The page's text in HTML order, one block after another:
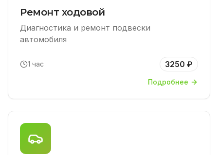
Ремонт ходовой
Диагностика и ремонт подвески
автомобиля
1 час 3250 ₽
Подробнее